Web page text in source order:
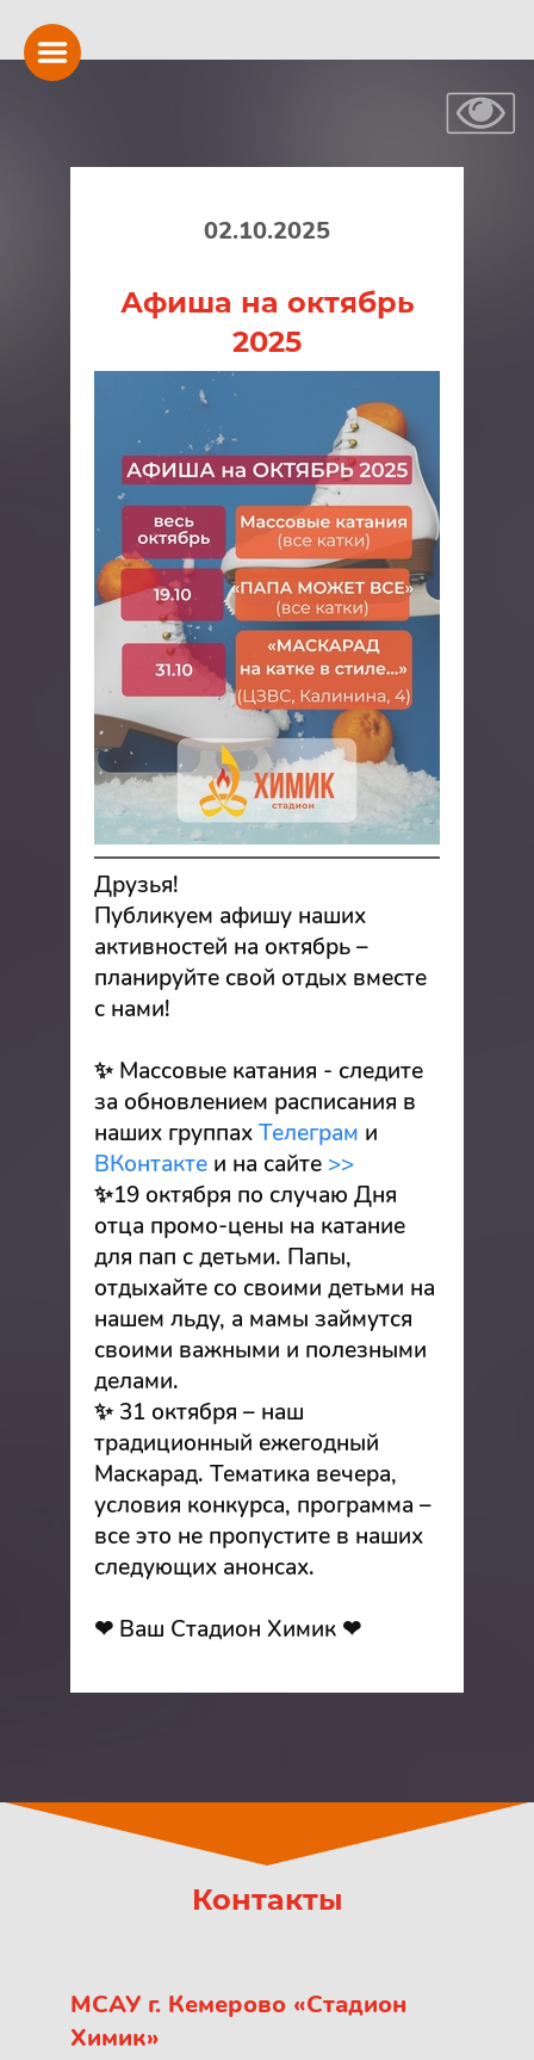
02.10.2025
Афиша на октябрь
2025
Друзья!
Публикуем афишу наших
активностей на октябрь –
планируйте свой отдых вместе
с нами!
✨ Массовые катания - следите
за обновлением расписания в
наших группахТелеграм и
ВКонтакте и на сайте >>
✨19 октября по случаю Дня
отца промо-цены на катание
для пап с детьми. Папы,
отдыхайте со своими детьми на
нашем льду, а мамы займутся
своими важными и полезными
делами.
✨ 31 октября – наш
традиционный ежегодный
Маскарад. Тематика вечера,
условия конкурса, программа –
все это не пропустите в наших
следующих анонсах.
❤ Ваш Стадион Химик ❤
Контакты
МСАУ г. Кемерово «Стадион
Химик»